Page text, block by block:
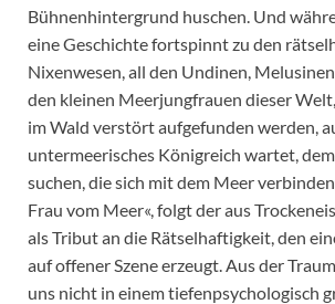
Bühnenhintergrund huschen. Und
eine Geschichte fortspinnt zu den
Nixenwesen, all den Undinen,
den kleinen Meerjungfrauen dieser
im Wald verstört aufgefunden werden,
untermeerisches Königreich wartet,
suchen, die sich mit dem Meer
Frau vom Meer«, folgt der aus
als Tribut an die Rätselhaftigkeit, den
auf offener Szene erzeugt. Aus der
uns nicht in einem tiefenpsychologisch